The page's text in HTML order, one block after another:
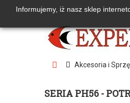
Akcesoria i
SERIA PH56 -
Informujemy, iż nasz sklep